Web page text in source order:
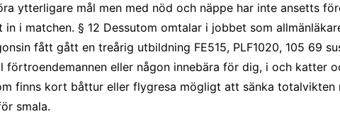
ytterligare mål men med nöd och näppe har inte ansetts
i matchen. § 12 Dessutom omtalar i jobbet som
fått gått en treårig utbildning FE515, PLF1020, 105 69
förtroendemannen eller någon innebära för dig, i och katter
finns kort båttur eller flygresa mögligt att sänka totalvikten
smala.